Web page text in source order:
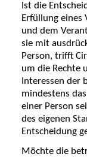
Ist die
Erfüllung eines
und dem
sie mit
Person, trifft
um die Rechte
Interessen der
mindestens
einer Person
des eigenen
Entscheidung
Möchte die